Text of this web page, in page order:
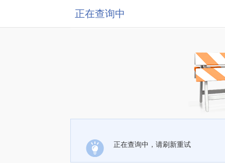
正在查询中
正在查询中，请刷新重试